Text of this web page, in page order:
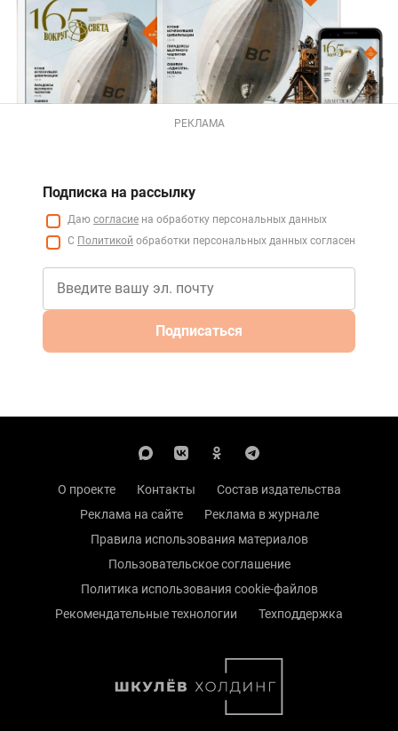
РЕКЛАМА
Подписка на рассылку
Даю согласие на обработку персональных данных
С Политикой обработки персональных данных согласен
Подписаться
О проекте Контакты
Состав издательства
Реклама на сайте
Реклама в журнале
Правила использования материалов
Пользовательское соглашение
Политика использования cookie-файлов
Рекомендательные технологии
Техподдержка